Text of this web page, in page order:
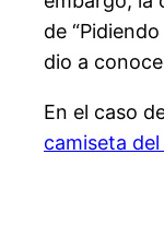
de
dio a
En el caso
camiseta